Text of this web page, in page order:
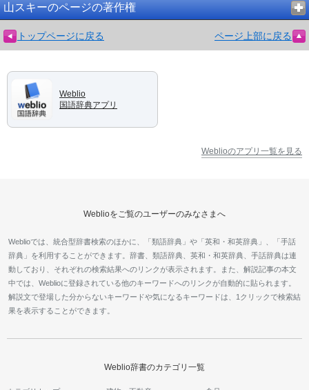
山スキーのページの著作権
トップページに戻る ページ上部に戻る
Weblio
国語辞典アプリ
Weblioのアプリ一覧を見る
Weblioをご覧のユーザーのみなさまへ
Weblioでは、統合型辞書検索のほかに、「類語辞典」や「英和・和英辞典」、「手話
辞典」を利用することができます。辞書、類語辞典、英和・和英辞典、手話辞典は連
動しており、それぞれの検索結果へのリンクが表示されます。また、解説記事の本文
中では、Weblioに登録されている他のキーワードへのリンクが自動的に貼られます。
解説文で登場した分からないキーワードや気になるキーワードは、1クリックで検索結
果を表示することができます。
Weblio辞書のカテゴリ一覧